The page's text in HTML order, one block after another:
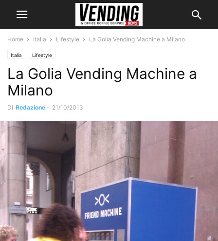
Home Italia Lifestyle La Golia Vending Machine a Milano
Italia Lifestyle
La Golia Vending Machine a
Milano
Di Redazione - 21/10/2013